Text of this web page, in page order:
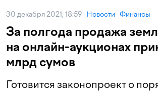
30 декабря 2021, 18:59 Новости Финансы
За полгода продажа
на онлайн-аукционах
млрд сумов
Готовится законопроект о